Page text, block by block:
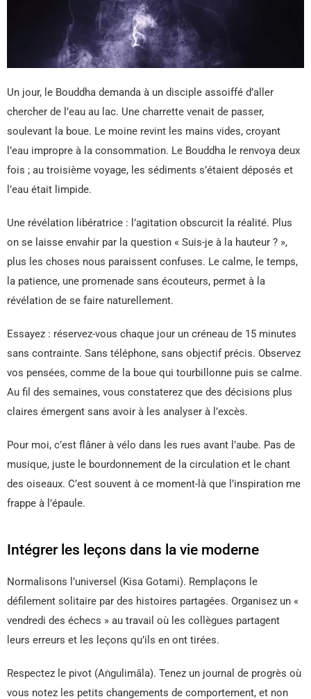
Un jour, le Bouddha demanda à un disciple assoiffé d’aller
chercher de l’eau au lac. Une charrette venait de passer,
soulevant la boue. Le moine revint les mains vides, croyant
l’eau impropre à la consommation. Le Bouddha le renvoya deux
fois ; au troisième voyage, les sédiments s’étaient déposés et
l’eau était limpide.
Une révélation libératrice : l’agitation obscurcit la réalité. Plus
on se laisse envahir par la question « Suis-je à la hauteur ? »,
plus les choses nous paraissent confuses. Le calme, le temps,
la patience, une promenade sans écouteurs, permet à la
révélation de se faire naturellement.
Essayez : réservez-vous chaque jour un créneau de 15 minutes
sans contrainte. Sans téléphone, sans objectif précis. Observez
vos pensées, comme de la boue qui tourbillonne puis se calme.
Au fil des semaines, vous constaterez que des décisions plus
claires émergent sans avoir à les analyser à l’excès.
Pour moi, c’est flâner à vélo dans les rues avant l’aube. Pas de
musique, juste le bourdonnement de la circulation et le chant
des oiseaux. C’est souvent à ce moment-là que l’inspiration me
frappe à l’épaule.
Intégrer les leçons dans la vie moderne
Normalisons l’universel (Kisa Gotami). Remplaçons le
défilement solitaire par des histoires partagées. Organisez un «
vendredi des échecs » au travail où les collègues partagent
leurs erreurs et les leçons qu’ils en ont tirées.
Respectez le pivot (Aṅgulimāla). Tenez un journal de progrès où
vous notez les petits changements de comportement, et non